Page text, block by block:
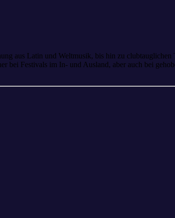
aus Latin und Weltmusik, bis hin zu clubtauglichen
Festivals im In- und Ausland, aber auch bei